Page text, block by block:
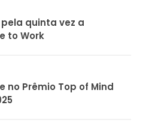
quinta vez a
to Work
no Prêmio Top of Mind